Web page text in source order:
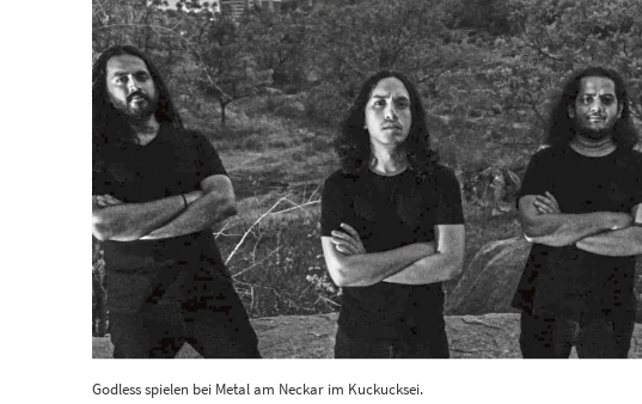
Godless spielen bei Metal am Neckar im Kuckucksei.